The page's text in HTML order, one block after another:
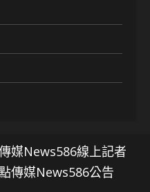
媒News586線上記者
點傳媒News586公告